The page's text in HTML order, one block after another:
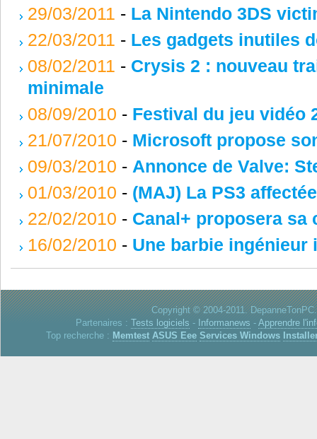
29/03/2011 - La Nintendo 3DS
22/03/2011 - Les gadgets inutiles
08/02/2011 - Crysis 2 : nouveau
minimale
08/09/2010 - Festival du jeu vidéo
21/07/2010 - Microsoft propose
09/03/2010 - Annonce de Valve:
01/03/2010 - (MAJ) La PS3
22/02/2010 - Canal+ proposera sa
16/02/2010 - Une barbie ingénieur
Copyright © 2004-2011.
Partenaires : Tests logiciels - Informanews - Apprendre
Top recherche : Memtest ASUS Eee Services Windows